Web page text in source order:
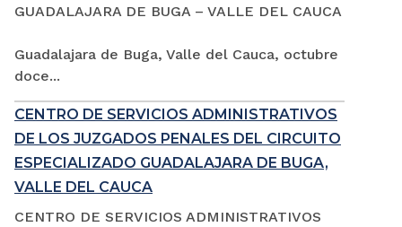
GUADALAJARA DE BUGA – VALLE DEL CAUCA
Guadalajara de Buga, Valle del Cauca, octubre
doce...
CENTRO DE SERVICIOS ADMINISTRATIVOS
DE LOS JUZGADOS PENALES DEL CIRCUITO
ESPECIALIZADO GUADALAJARA DE BUGA,
VALLE DEL CAUCA
CENTRO DE SERVICIOS ADMINISTRATIVOS